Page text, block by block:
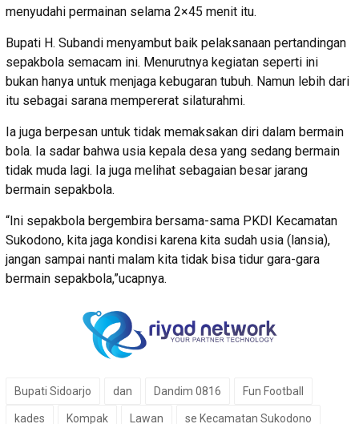
menyudahi permainan selama 2×45 menit itu.
Bupati H. Subandi menyambut baik pelaksanaan pertandingan
sepakbola semacam ini. Menurutnya kegiatan seperti ini
bukan hanya untuk menjaga kebugaran tubuh. Namun lebih dari
itu sebagai sarana mempererat silaturahmi.
Ia juga berpesan untuk tidak memaksakan diri dalam bermain
bola. Ia sadar bahwa usia kepala desa yang sedang bermain
tidak muda lagi. Ia juga melihat sebagaian besar jarang
bermain sepakbola.
“Ini sepakbola bergembira bersama-sama PKDI Kecamatan
Sukodono, kita jaga kondisi karena kita sudah usia (lansia),
jangan sampai nanti malam kita tidak bisa tidur gara-gara
bermain sepakbola,”ucapnya.
Bupati Sidoarjo dan Dandim 0816 Fun Football
kades Kompak Lawan se Kecamatan Sukodono